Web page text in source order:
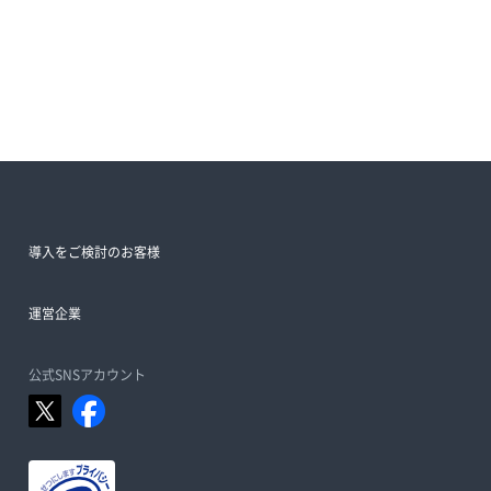
導入をご検討のお客様
運営企業
公式SNSアカウント